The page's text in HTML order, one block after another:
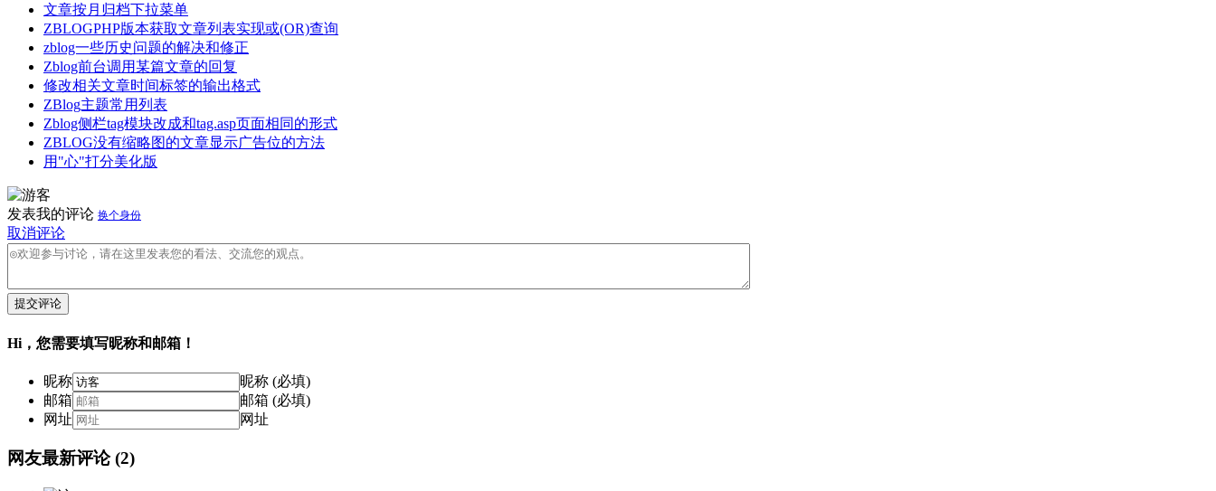
文章按月归档下拉菜单
ZBLOGPHP版本获取文章列表实现或(OR)查询
zblog一些历史问题的解决和修正
Zblog前台调用某篇文章的回复
修改相关文章时间标签的输出格式
ZBlog主题常用列表
Zblog侧栏tag模块改成和tag.asp页面相同的形式
ZBLOG没有缩略图的文章显示广告位的方法
用"心"打分美化版
发表我的评论 换个身份
取消评论
提交评论
Hi，您需要填写昵称和邮箱！
昵称
昵称 (必填)
邮箱
邮箱 (必填)
网址
网址
网友最新评论(2)